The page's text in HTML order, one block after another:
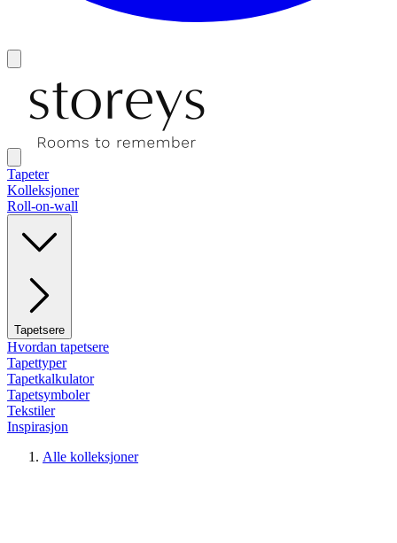
Tapeter
Kolleksjoner
Roll-on-wall
Tapetsere
Hvordan tapetsere
Tapettyper
Tapetkalkulator
Tapetsymboler
Tekstiler
Inspirasjon
Alle kolleksjoner